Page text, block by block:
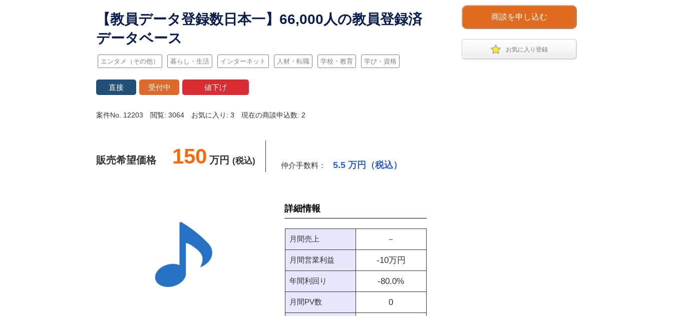
商談を申し込む
お気に入り登録
【教員データ登録数日本一】66,000人の教員登録済
データベース
エンタメ（その他） 暮らし・生活 インターネット 人材・転職 学校・教育 学び・資格
直接 受付中 値下げ
案件No. 12203 閲覧: 3064 お気に入り: 3 現在の商談申込数: 2
販売希望価格 150 万円 (税込) 仲介手数料： 5.5 万円（税込）
詳細情報
月間売上 －
月間営業利益 -10万円
年間利回り -80.0%
月間PV数 0